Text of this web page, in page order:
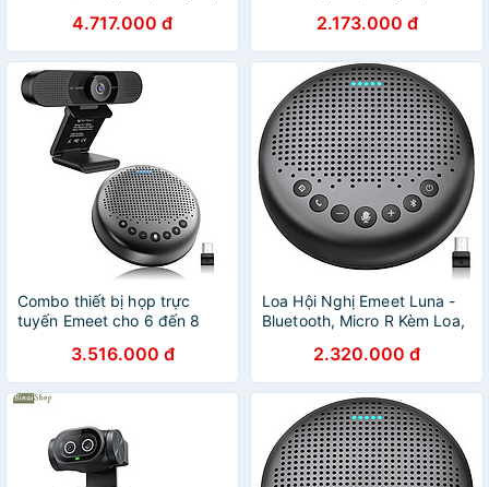
5.0, 8+1 Micrô Dành Cho
Nhóm 14 Người- Hàng chính
hãng
4.717.000 đ
Âm Thanh Full Duplex Cho
Nhóm 8 Người - Hàng chính
hãng
2.173.000 đ
Combo thiết bị họp trực
tuyến Emeet cho 6 đến 8
Emeet C960 - Hàng chính
hãng
3.516.000 đ
Loa Hội Nghị Emeet Luna -
Bluetooth, Micro R Kèm Loa,
Nền, Phù hợp 4-8 Người -
Hàng Chính Hãng
2.320.000 đ